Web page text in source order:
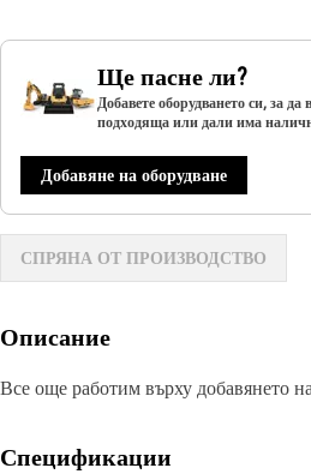
Ще пасне ли?
Добавете оборудването си, за да
подходяща или дали има
Добавяне на оборудване
СПРЯНА ОТ ПРОИЗВОДСТВО
Описание
Все още работим върху добавянето
Спецификации